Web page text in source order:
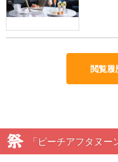
閲覧履
「ピーチアフタヌ